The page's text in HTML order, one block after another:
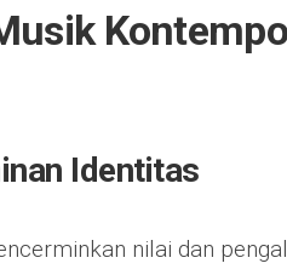
Identitas
nilai dan